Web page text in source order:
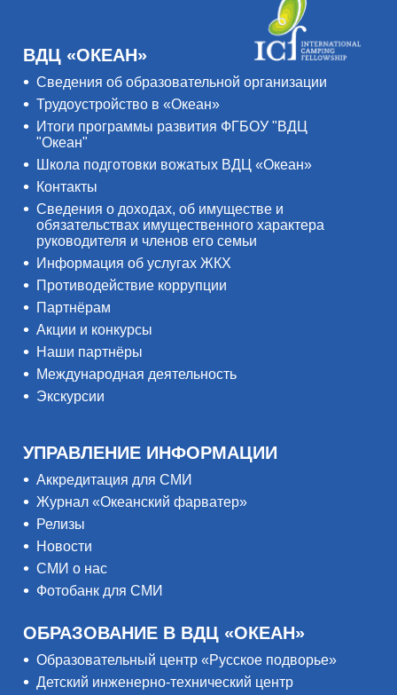
ВДЦ «ОКЕАН»
Сведения об образовательной организации
Трудоустройство в «Океан»
Итоги программы развития ФГБОУ "ВДЦ
"Океан"
Школа подготовки вожатых ВДЦ «Океан»
Контакты
Сведения о доходах, об имуществе и
обязательствах имущественного характера
руководителя и членов его семьи
Информация об услугах ЖКХ
Противодействие коррупции
Партнёрам
Акции и конкурсы
Наши партнёры
Международная деятельность
Экскурсии
УПРАВЛЕНИЕ ИНФОРМАЦИИ
Аккредитация для СМИ
Журнал «Океанский фарватер»
Релизы
Новости
СМИ о нас
Фотобанк для СМИ
ОБРАЗОВАНИЕ В ВДЦ «ОКЕАН»
Образовательный центр «Русское подворье»
Детский инженерно-технический центр